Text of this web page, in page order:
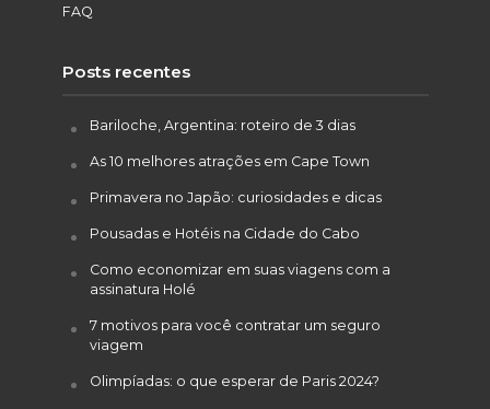
FAQ
Posts recentes
Bariloche, Argentina: roteiro de 3 dias
As 10 melhores atrações em Cape Town
Primavera no Japão: curiosidades e dicas
Pousadas e Hotéis na Cidade do Cabo
Como economizar em suas viagens com a
assinatura Holé
7 motivos para você contratar um seguro
viagem
Olimpíadas: o que esperar de Paris 2024?